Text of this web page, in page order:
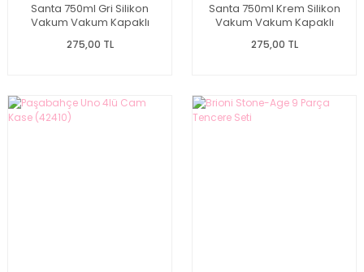
Santa 750ml Gri Silikon
Vakum Vakum Kapaklı
275,00 TL
Santa 750ml Krem Silikon
Vakum Vakum Kapaklı
275,00 TL